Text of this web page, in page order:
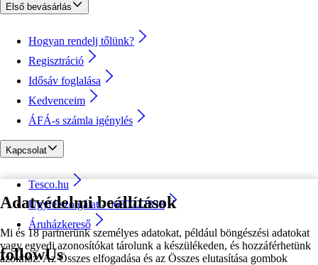
Adatvédelmi beállítások
Mi és 18 partnerünk személyes adatokat, például böngészési adatokat
vagy egyedi azonosítókat tárolunk a készülékeden, és hozzáférhetünk
azokhoz. Az Összes elfogadása és az Összes elutasítása gombok
Első bevásárlás
Hogyan rendelj tőlünk?
Regisztráció
Idősáv foglalása
Kedvenceim
ÁFÁ-s számla igénylés
Kapcsolat
Tesco.hu
Ügyfélszolgálat - 0680222333
Áruházkereső
followUs